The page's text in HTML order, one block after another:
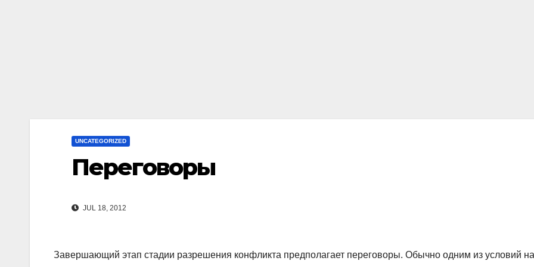
UNCATEGORIZED
Переговоры
JUL 18, 2012
Завершающий этап стадии разрешения конфликта предполагает переговоры. Обычно одним из условий